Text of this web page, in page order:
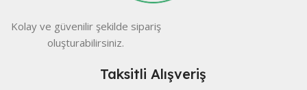
Kolay ve güvenilir şekilde sipariş
oluşturabilirsiniz.
Taksitli Alışveriş